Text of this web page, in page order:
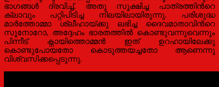
ഭാഗങ്ങള്‍ ദ്രവിച്ച്, അതു സൂക്ഷിച്ച പാത്രത്തിന്‍റെ
ക്ലാവും പറ്റിപിടിച്ച നിലയിലായിരുന്നു. പരിശുദ്ധ
മാര്‍ത്തോമ്മാ ശ്ലീഹായ്ക്കു ലഭിച്ച ദൈവമാതാവിന്‍റെ
സൂനോറോ, അദ്ദേഹം ഭാരതത്തില്‍ കൊണ്ടുവന്നുവെന്നും
പിന്നീട് ക്നായിത്തൊമ്മന്‍ ഇത് ഉറഹായിലേക്കു
കൊണ്ടുപോയതോ കൊടുത്തയച്ചതോ ആണെന്നു
വിശ്വസിക്കപ്പെടുന്നു.